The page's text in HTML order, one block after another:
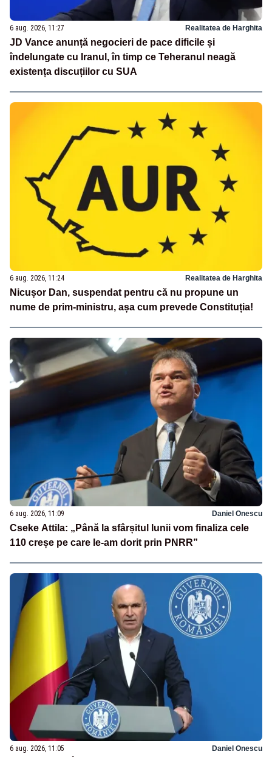
6 aug. 2026, 11:27 Realitatea de Harghita
JD Vance anunță negocieri de pace dificile și
îndelungate cu Iranul, în timp ce Teheranul neagă
existența discuțiilor cu SUA
6 aug. 2026, 11:24 Realitatea de Harghita
Nicușor Dan, suspendat pentru că nu propune un
nume de prim-ministru, așa cum prevede Constituția!
6 aug. 2026, 11:09 Daniel Onescu
Cseke Attila: „Până la sfârșitul lunii vom finaliza cele
110 creșe pe care le-am dorit prin PNRR”
6 aug. 2026, 11:05 Daniel Onescu